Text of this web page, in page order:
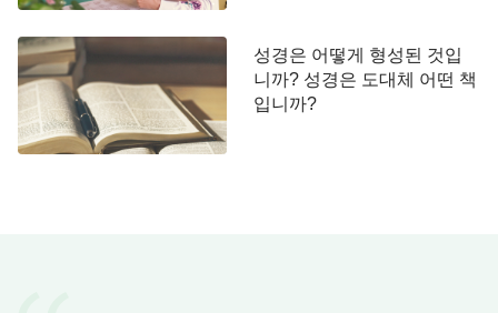
며 자주 하나님 앞으로 와 하나님과 정상적인 관계를
맺고 자신의 생명을 중시하길 바라신다는 것을 알 수
있습니다. 사실 우리 삶과 관련된 모든 것은 하나님
께서 준비해 두셨습니다. 우리는 그저 입을 옷이 있
고 먹을 음식이 있으면 그걸로 충분한 것입니다. 성
성경은 어떻게 형성된 것입
니까? 성경은 도대체 어떤 책
입니까?